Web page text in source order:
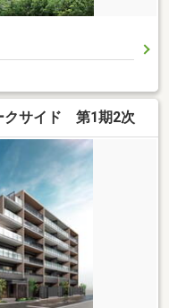
クサイド 第1期2次